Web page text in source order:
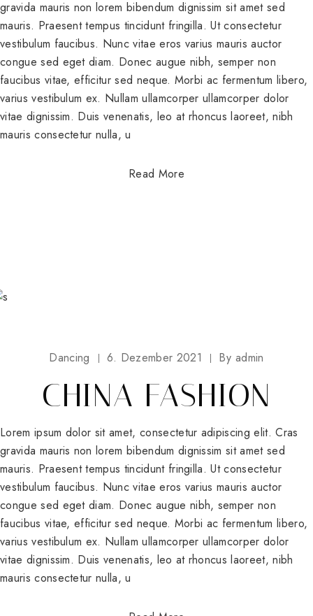
gravida mauris non lorem bibendum dignissim sit amet sed
mauris. Praesent tempus tincidunt fringilla. Ut consectetur
vestibulum faucibus. Nunc vitae eros varius mauris auctor
congue sed eget diam. Donec augue nibh, semper non
faucibus vitae, efficitur sed neque. Morbi ac fermentum libero,
varius vestibulum ex. Nullam ullamcorper ullamcorper dolor
vitae dignissim. Duis venenatis, leo at rhoncus laoreet, nibh
mauris consectetur nulla, u
Read More
Dancing 6. Dezember 2021 By admin
CHINA FASHION
Lorem ipsum dolor sit amet, consectetur adipiscing elit. Cras
gravida mauris non lorem bibendum dignissim sit amet sed
mauris. Praesent tempus tincidunt fringilla. Ut consectetur
vestibulum faucibus. Nunc vitae eros varius mauris auctor
congue sed eget diam. Donec augue nibh, semper non
faucibus vitae, efficitur sed neque. Morbi ac fermentum libero,
varius vestibulum ex. Nullam ullamcorper ullamcorper dolor
vitae dignissim. Duis venenatis, leo at rhoncus laoreet, nibh
mauris consectetur nulla, u